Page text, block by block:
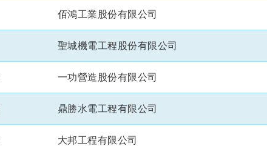
佰鴻工業股份有限公司
聖城機電工程股份有限公司
一功營造股份有限公司
鼎勝水電工程有限公司
大邦工程有限公司